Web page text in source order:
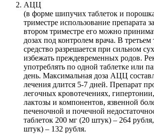
АЦЦ
(в форме шипучих таблеток и
триместре использование препарата
втором триместре его можно
дозах под контролем врача. В третьем
средство разрешается при сильном
избежать преждевременных родов.
употреблять по одной таблетке или
день. Максимальная доза АЦЦ
лечения длится 5-7 дней. Препарат
легочных кровотечениях,
лактозы и компонентов, язвенной
печеночной и почечной
таблеток 200 мг (20 штук) – 264
штук) – 132 рубля.